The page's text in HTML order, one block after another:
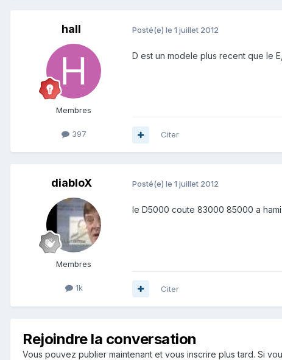
hall
Membres
397
Posté(e) le 1 juillet 2012
D est un modele plus recent que le
Citer
diabloX
Membres
1k
Posté(e) le 1 juillet 2012
le D5000 coute 83000 85000 a
Citer
Rejoindre la conversation
Vous pouvez publier maintenant et vous inscrire plus tard. Si